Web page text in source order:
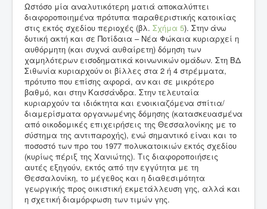
Ωστόσο μία αναλυτικότερη ματιά αποκαλύπτει
διαφοροποιημένα πρότυπα παραθεριστικής κατοικίας
στις εκτός σχεδίου περιοχές (βλ. Σχήμα 5). Στην άνω
δυτική ακτή και σε Ποτίδαια – Νέα Φώκαια κυριαρχεί η
αυθόρμητη (και συχνά αυθαίρετη) δόμηση των
χαμηλότερων εισοδηματικά κοινωνικών ομάδων. Στη ΒΔ
Σιθωνία κυριαρχούν οι βίλλες στα 2 ή 4 στρέμματα,
πρότυπο που επίσης αφορά, αν και σε μικρότερο
βαθμό, και στην Κασσάνδρα. Στην τελευταία
κυριαρχούν τα ιδιόκτητα και ενοικιαζόμενα σπίτια/
διαμερίσματα οργανωμένης δόμησης (κατασκευασμένα
από οικοδομικές επιχειρήσεις της Θεσσαλονίκης με το
σύστημα της αντιπαροχής), ενώ σημαντικό είναι και το
ποσοστό των προ του 1977 πολυκατοικιών εκτός σχεδίου
(κυρίως πέριξ της Χανιώτης). Τις διαφοροποιήσεις
αυτές εξηγούν, εκτός από την εγγύτητα με τη
Θεσσαλονίκη, το μέγεθος και η διαθεσιμότητα
γεωργικής προς οικιστική εκμετάλλευση γης, αλλά και
η σχετική διαμόρφωση των τιμών γης.